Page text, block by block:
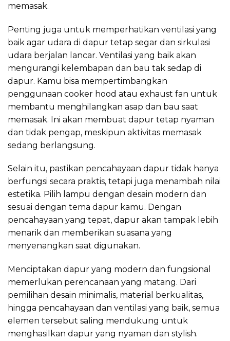
memasak.
Penting juga untuk memperhatikan ventilasi yang
baik agar udara di dapur tetap segar dan sirkulasi
udara berjalan lancar. Ventilasi yang baik akan
mengurangi kelembapan dan bau tak sedap di
dapur. Kamu bisa mempertimbangkan
penggunaan cooker hood atau exhaust fan untuk
membantu menghilangkan asap dan bau saat
memasak. Ini akan membuat dapur tetap nyaman
dan tidak pengap, meskipun aktivitas memasak
sedang berlangsung.
Selain itu, pastikan pencahayaan dapur tidak hanya
berfungsi secara praktis, tetapi juga menambah nilai
estetika. Pilih lampu dengan desain modern dan
sesuai dengan tema dapur kamu. Dengan
pencahayaan yang tepat, dapur akan tampak lebih
menarik dan memberikan suasana yang
menyenangkan saat digunakan.
Menciptakan dapur yang modern dan fungsional
memerlukan perencanaan yang matang. Dari
pemilihan desain minimalis, material berkualitas,
hingga pencahayaan dan ventilasi yang baik, semua
elemen tersebut saling mendukung untuk
menghasilkan dapur yang nyaman dan stylish.